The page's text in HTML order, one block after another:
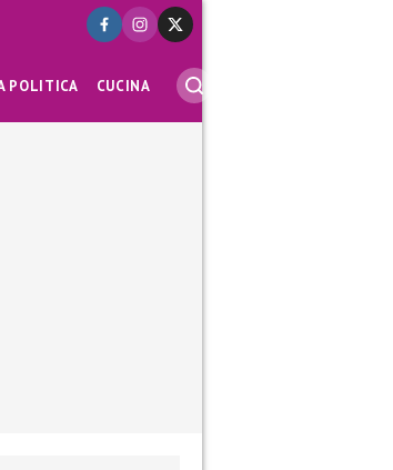
POLITICA CUCINA